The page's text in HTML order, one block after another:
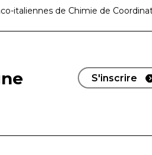
italiennes de Chimie de
S'inscrire